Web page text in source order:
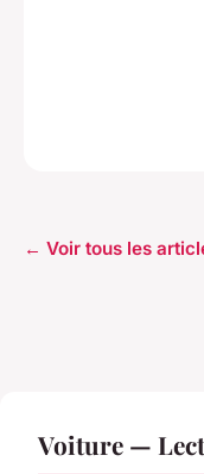
← Voir tous les
Voiture —